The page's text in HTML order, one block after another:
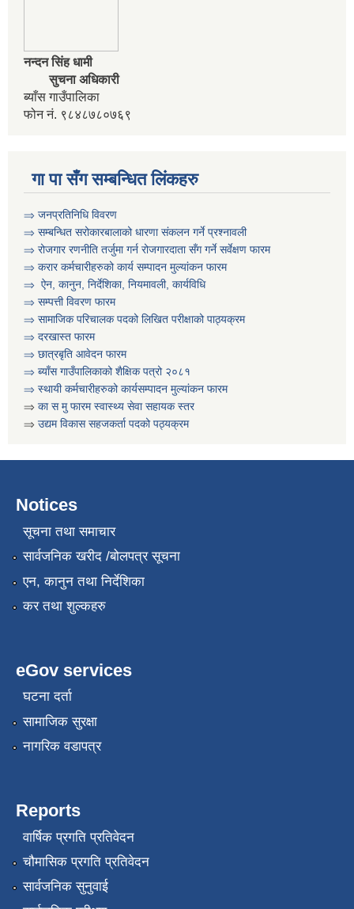
नन्दन सिंह धामी
सुचना अधिकारी
ब्याँस गाउँपालिका
फोन नं. ९८४८७८०७६९
गा पा सँग सम्बन्धित लिंकहरु
⇒ जनप्रतिनिधि विवरण
⇒ सम्बन्धित सरोकारबालाको धारणा संकलन गर्ने प्रश्नावली
⇒ रोजगार रणनीति तर्जुमा गर्न रोजगारदाता सँग गर्ने सर्वेक्षण फारम
⇒ करार कर्मचारीहरुको कार्य सम्पादन मुल्या‌ंकन फारम
⇒ ऐन, कानुन, निर्देशिका, नियमावली, कार्यविधि
⇒ सम्पत्ती विवरण फारम
⇒ सामाजिक परिचालक पदको लिखित परीक्षाको पाठ्यक्रम
⇒ दरखास्त फारम
⇒ छात्रबृति आवेदन फारम
⇒ ब्याँस गाउँपालिकाको शैक्षिक पत्रो २०८१
⇒ स्थायी कर्मचारीहरुको कार्यसम्पादन मुल्यांकन फारम
⇒ का स मु फारम स्वास्थ्य सेवा सहायक स्तर
⇒ उद्यम विकास सहजकर्ता पदको पठ्यक्रम
Notices
सूचना तथा समाचार
सार्वजनिक खरीद /बोलपत्र सूचना
एन, कानुन तथा निर्देशिका
कर तथा शुल्कहरु
eGov services
घटना दर्ता
सामाजिक सुरक्षा
नागरिक वडापत्र
Reports
वार्षिक प्रगति प्रतिवेदन
चौमासिक प्रगति प्रतिवेदन
सार्वजनिक सुनुवाई